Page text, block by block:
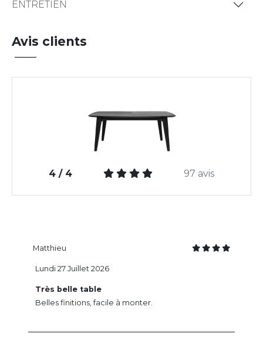
ENTRETIEN
Avis clients
4 / 4 97 avis
Matthieu
Très belle table
Belles finitions, facile à monter.
Lundi 27 Juillet 2026